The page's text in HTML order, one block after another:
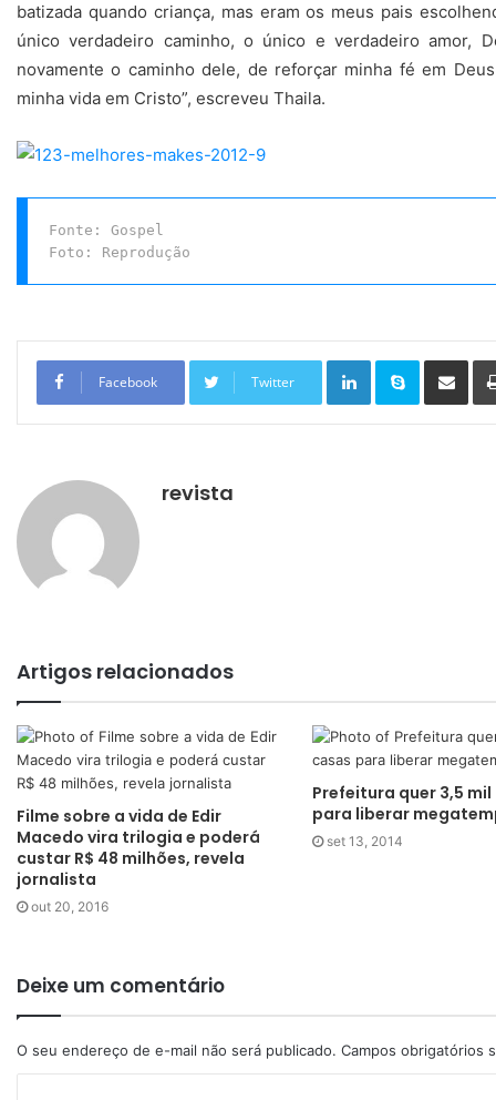
batizada quando criança, mas eram os meus pais
único verdadeiro caminho, o único e verdadeiro amor,
novamente o caminho dele, de reforçar minha fé em
minha vida em Cristo”, escreveu Thaila.
Fonte: Gospel
Foto: Reprodução
Facebook Twitter
Linkedin Skype
revista
Artigos relacionados
Filme sobre a vida de Edir
Macedo vira trilogia e poderá
custar R$ 48 milhões, revela
jornalista
out 20, 2016
Prefeitura quer 3,5
para liberar
set 13, 2014
Deixe um comentário
O seu endereço de e-mail não será publicado. Campos obrigatórios